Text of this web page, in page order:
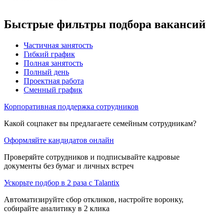
Быстрые фильтры подбора вакансий
Частичная занятость
Гибкий график
Полная занятость
Полный день
Проектная работа
Сменный график
Корпоративная поддержка сотрудников
Какой соцпакет вы предлагаете семейным сотрудникам?
Оформляйте кандидатов онлайн
Проверяйте сотрудников и подписывайте кадровые
документы без бумаг и личных встреч
Ускорьте подбор в 2 раза с Talantix
Автоматизируйте сбор откликов, настройте воронку,
собирайте аналитику в 2 клика